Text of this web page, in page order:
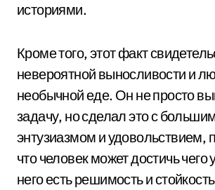
историями.
Кроме того, этот факт
невероятной выносливости и
необычной еде. Он не просто
задачу, но сделал это с
энтузиазмом и удовольствием,
что человек может достичь чего
него есть решимость и